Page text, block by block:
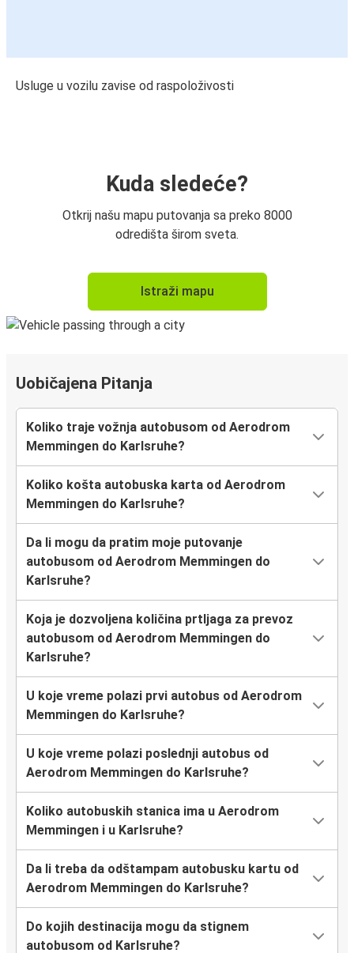
Usluge u vozilu zavise od raspoloživosti
Kuda sledeće?
Otkrij našu mapu putovanja sa preko 8000
odredišta širom sveta.
Istraži mapu
Uobičajena Pitanja
Koliko traje vožnja autobusom od Aerodrom
Memmingen do Karlsruhe?
Koliko košta autobuska karta od Aerodrom
Memmingen do Karlsruhe?
Da li mogu da pratim moje putovanje
autobusom od Aerodrom Memmingen do
Karlsruhe?
Koja je dozvoljena količina prtljaga za prevoz
autobusom od Aerodrom Memmingen do
Karlsruhe?
U koje vreme polazi prvi autobus od Aerodrom
Memmingen do Karlsruhe?
U koje vreme polazi poslednji autobus od
Aerodrom Memmingen do Karlsruhe?
Koliko autobuskih stanica ima u Aerodrom
Memmingen i u Karlsruhe?
Da li treba da odštampam autobusku kartu od
Aerodrom Memmingen do Karlsruhe?
Do kojih destinacija mogu da stignem
autobusom od Karlsruhe?